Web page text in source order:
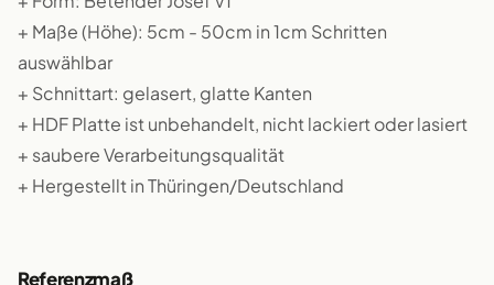
+ Maße (Höhe): 5cm - 50cm in 1cm Schritten
auswählbar
+ Schnittart: gelasert, glatte Kanten
+ HDF Platte ist unbehandelt, nicht lackiert oder lasiert
+ saubere Verarbeitungsqualität
+ Hergestellt in Thüringen/Deutschland
Referenzmaß